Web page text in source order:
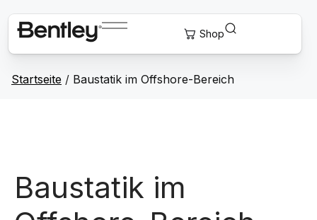
Startseite / Baustatik im Offshore-Bereich
Baustatik im